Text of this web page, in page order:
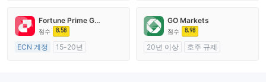
마스터 레이블 MT4
자체 연구개발
Fortune Prime Global
점수 8.58
ECN 계정
15-20년
GO Markets
점수 8.98
20년 이상
호주 규제